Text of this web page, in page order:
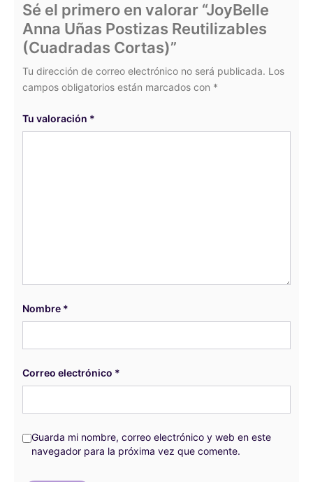
Sé el primero en valorar “JoyBelle
Anna Uñas Postizas Reutilizables
(Cuadradas Cortas)”
Tu dirección de correo electrónico no será publicada. Los
campos obligatorios están marcados con *
Tu valoración *
Nombre *
Correo electrónico *
Guarda mi nombre, correo electrónico y web en este
navegador para la próxima vez que comente.